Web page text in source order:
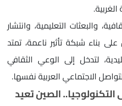
والبعثات التعليمية، وانتشار
بناء شبكة تأثير ناعمة، تمتد
لتدخل إلى الوعي الثقافي
الاجتماعي العربية نفسها.
التكنولوجيا.. الصين تعيد